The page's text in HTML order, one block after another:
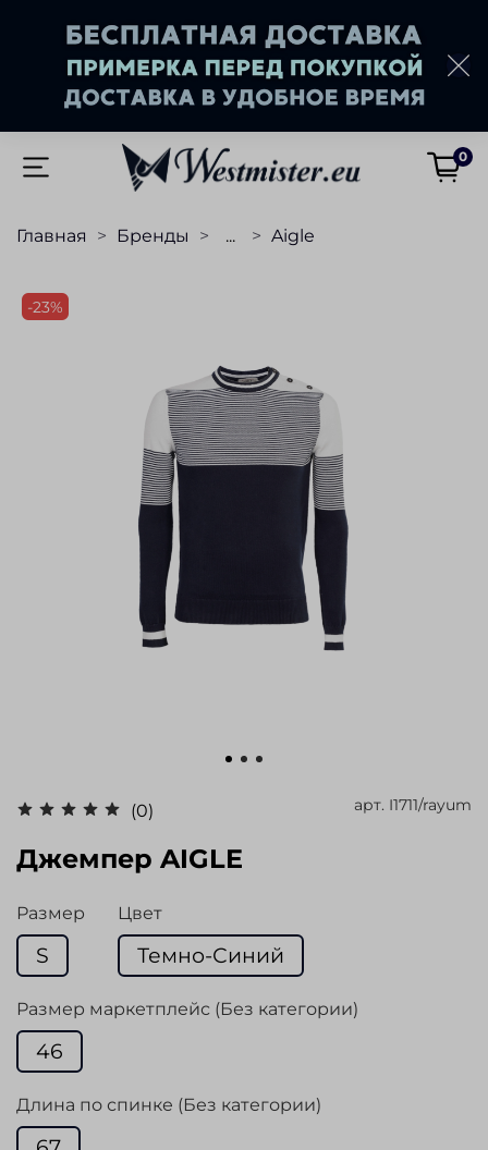
0
Главная Бренды ... Aigle
-23%
(0) арт. I1711/rayum
Джемпер AIGLE
Размер
S
Цвет
Темно-Синий
Размер маркетплейс (Без категории)
46
Длина по спинке (Без категории)